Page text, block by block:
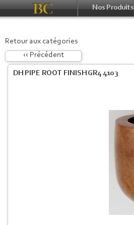
Nos Produits
Retour aux catégories
‹‹ Précédent
DH PIPE ROOT FINISH GR4 4103